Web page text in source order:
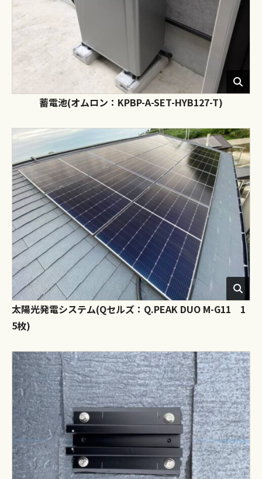
蓄電池(オムロン：KPBP-A-SET-HYB127-T)
太陽光発電システム(Qセルズ：Q.PEAK DUO M-G11 1
5枚)